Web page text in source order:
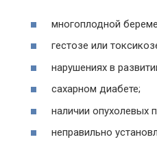
многоплодной
гестозе или
нарушениях в
сахарном диабете;
наличии опухолевых
неправильно